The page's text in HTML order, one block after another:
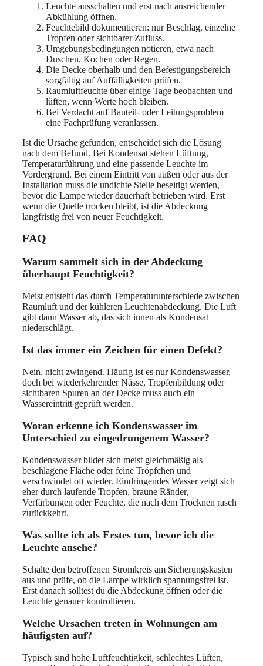
Leuchte ausschalten und erst nach ausreichender
Abkühlung öffnen.
Feuchtebild dokumentieren: nur Beschlag, einzelne
Tropfen oder sichtbarer Zufluss.
Umgebungsbedingungen notieren, etwa nach
Duschen, Kochen oder Regen.
Die Decke oberhalb und den Befestigungsbereich
sorgfältig auf Auffälligkeiten prüfen.
Raumluftfeuchte über einige Tage beobachten und
lüften, wenn Werte hoch bleiben.
Bei Verdacht auf Bauteil- oder Leitungsproblem
eine Fachprüfung veranlassen.
Ist die Ursache gefunden, entscheidet sich die Lösung
nach dem Befund. Bei Kondensat stehen Lüftung,
Temperaturführung und eine passende Leuchte im
Vordergrund. Bei einem Eintritt von außen oder aus der
Installation muss die undichte Stelle beseitigt werden,
bevor die Lampe wieder dauerhaft betrieben wird. Erst
wenn die Quelle trocken bleibt, ist die Abdeckung
langfristig frei von neuer Feuchtigkeit.
FAQ
Warum sammelt sich in der Abdeckung
überhaupt Feuchtigkeit?
Meist entsteht das durch Temperaturunterschiede zwischen
Raumluft und der kühleren Leuchtenabdeckung. Die Luft
gibt dann Wasser ab, das sich innen als Kondensat
niederschlägt.
Ist das immer ein Zeichen für einen Defekt?
Nein, nicht zwingend. Häufig ist es nur Kondenswasser,
doch bei wiederkehrender Nässe, Tropfenbildung oder
sichtbaren Spuren an der Decke muss auch ein
Wassereintritt geprüft werden.
Woran erkenne ich Kondenswasser im
Unterschied zu eingedrungenem Wasser?
Kondenswasser bildet sich meist gleichmäßig als
beschlagene Fläche oder feine Tröpfchen und
verschwindet oft wieder. Eindringendes Wasser zeigt sich
eher durch laufende Tropfen, braune Ränder,
Verfärbungen oder Feuchte, die nach dem Trocknen rasch
zurückkehrt.
Was sollte ich als Erstes tun, bevor ich die
Leuchte ansehe?
Schalte den betroffenen Stromkreis am Sicherungskasten
aus und prüfe, ob die Lampe wirklich spannungsfrei ist.
Erst danach solltest du die Abdeckung öffnen oder die
Leuchte genauer kontrollieren.
Welche Ursachen treten in Wohnungen am
häufigsten auf?
Typisch sind hohe Luftfeuchtigkeit, schlechtes Lüften,